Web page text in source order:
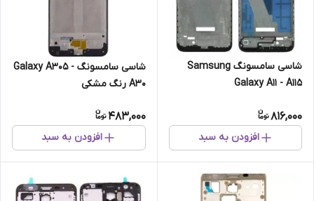
شاسی سامسونگ Samsung
Galaxy A11 - A115
816,000
افزودن به سبد
شاسی سامسونگ Galaxy A305 -
A30 رنگ مشکی
483,000
افزودن به سبد